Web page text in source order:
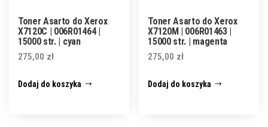
Toner Asarto do Xerox
X7120C | 006R01464 |
15000 str. | cyan
275,00 zł
Dodaj do koszyka
Toner Asarto do Xerox
X7120M | 006R01463 |
15000 str. | magenta
275,00 zł
Dodaj do koszyka